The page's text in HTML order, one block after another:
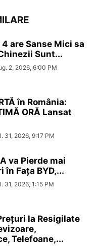
4 are Sanse Mici sa
Sunt...
2, 2026, 6:00 PM
în România:
ORĂ Lansat
31, 2026, 9:17 PM
va Pierde mai
în Fața BYD,...
31, 2026, 1:15 PM
la Resigilate
Telefoane,...